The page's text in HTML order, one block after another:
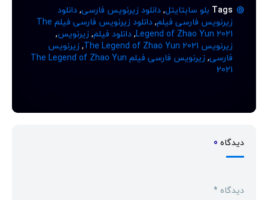
Tags بلو سابتایتل,دانلود زیرنویس فارسی,دانلود
زیرنویس فارسی فیلم,
دانلود زیرنویس فارسی فیلم The
Legend of Zhao Yun 2021
,دانلود فیلم,زیرنویس,
زیرنویس The Legend of Zhao Yun 2021
,زیرنویس
فارسی,
زیرنویس فارسی فیلم The Legend of Zhao Yun
2021
دیدگاه 0
دیدگاه *